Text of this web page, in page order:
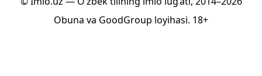
Obuna va GoodGroup loyihasi. 18+